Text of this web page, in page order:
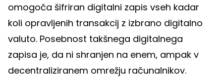
omogoča šifriran digitalni zapis vseh kadar
koli opravljenih transakcij z izbrano digitalno
valuto. Posebnost takšnega digitalnega
zapisa je, da ni shranjen na enem, ampak v
decentraliziranem omrežju računalnikov.